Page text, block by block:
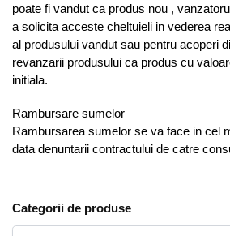
poate fi vandut ca produs nou ,
a solicita acceste cheltuieli in vederea
al produsului vandut sau pentru acoperi
revanzarii produsului ca produs cu
initiala.
Rambursare sumelor
Rambursarea sumelor se va face in cel
data denuntarii contractului de catre
Categorii de produse